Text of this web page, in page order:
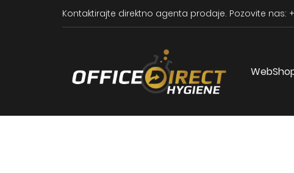
Kontaktirajte direktno agenta prodaje. Pozovite nas: